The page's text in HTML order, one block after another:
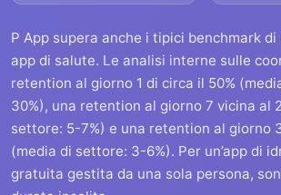
P App supera anche i tipici benchmark
app di salute. Le analisi interne sulle
retention al giorno 1 di circa il 50%
30%), una retention al giorno 7 vicina al
settore: 5-7%) e una retention al giorno
(media di settore: 3-6%). Per un’app di
gratuita gestita da una sola persona,